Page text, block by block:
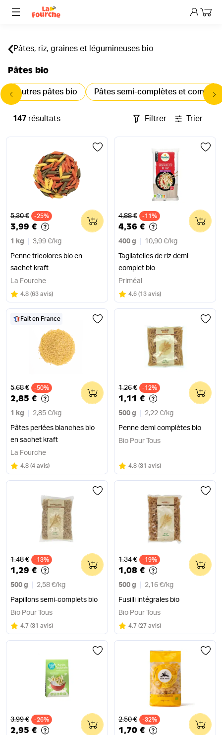
Mon
Pâtes, riz, graines et légumineuses bio
Pâtes bio
Autres pâtes bio Pâtes semi-complètes et
147 résultats Filtrer Trier
Ancien prix
5,30 € -25%
3,99 €
1 kg 3,99 €/ kg
Penne tricolores bio en
sachet kraft
0
La Fourche
Note
4.8 sur 5
(63 avis)
Ancien prix
4,88 € -11%
4,36 €
400 g 10,90 €/ kg
Tagliatelles de riz demi
complet bio
0
Priméal
Note
4.6 sur 5
(13 avis)
Fait en France
Ancien prix
5,68 € -50%
2,85 €
1 kg 2,85 €/ kg
Pâtes perlées blanches bio
en sachet kraft
0
La Fourche
Note
4.8 sur 5
(4 avis)
Ancien prix
1,26 € -12%
1,11 €
500 g 2,22 €/ kg
Penne demi complètes bio
0
Bio Pour Tous
Note
4.8 sur 5
(31 avis)
Ancien prix
1,48 € -13%
1,29 €
500 g 2,58 €/ kg
Papillons semi-complets bio
0
Bio Pour Tous
Note
4.7 sur 5
(31 avis)
Ancien prix
1,34 € -19%
1,08 €
500 g 2,16 €/ kg
Fusilli intégrales bio
0
Bio Pour Tous
Note
4.7 sur 5
(27 avis)
Ancien prix
3,99 € -26%
2,95 €
0 Ancien prix
2,50 € -32%
1,70 €
0